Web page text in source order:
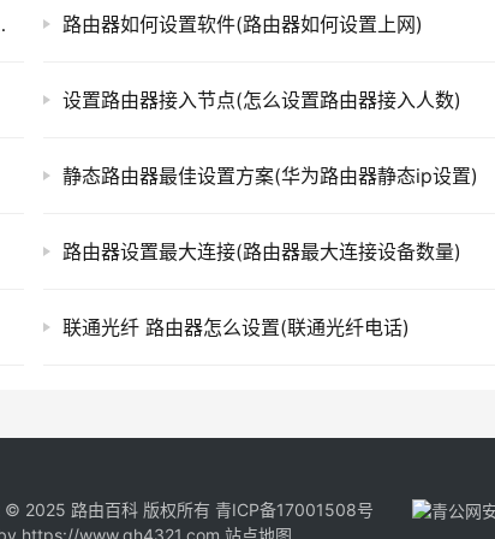
在哪里设置) 路由器如何设置软件(路由器如何设置上网)
设置路由器接入节点(怎么设置路由器接入人数)
静态路由器最佳设置方案(华为路由器静态ip设置)
路由器设置最大连接(路由器最大连接设备数量)
联通光纤 路由器怎么设置(联通光纤电话)
2025 路由百科 版权所有 青ICP备17001508号
https://www.qh4321.com 站点地图